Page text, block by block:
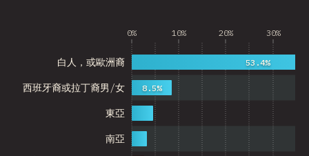
0% 10% 20% 30%
南亞
東亞
西班牙裔或拉丁裔男/女
白人，或歐洲裔
8.5%
53.4%